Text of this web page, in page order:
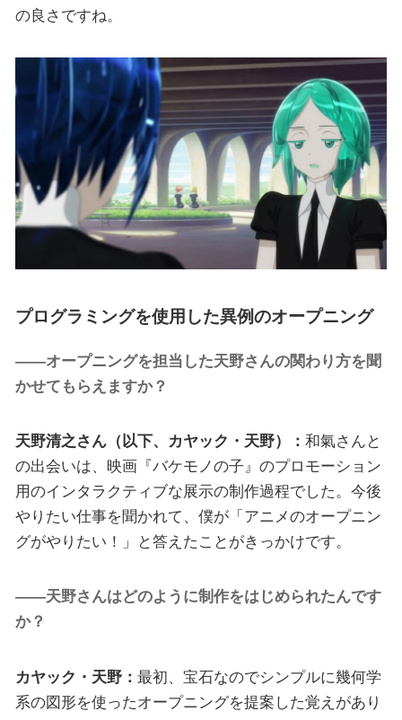
の良さですね。
プログラミングを使用した異例のオープニング
――オープニングを担当した天野さんの関わり方を聞
かせてもらえますか？
天野清之さん（以下、カヤック・天野）： 和氣さんと
の出会いは、映画『バケモノの子』のプロモーション
用のインタラクティブな展示の制作過程でした。今後
やりたい仕事を聞かれて、僕が「アニメのオープニン
グがやりたい！」と答えたことがきっかけです。
――天野さんはどのように制作をはじめられたんです
か？
カヤック・天野： 最初、宝石なのでシンプルに幾何学
系の図形を使ったオープニングを提案した覚えがあり